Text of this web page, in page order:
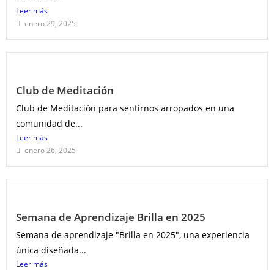
Leer más
enero 29, 2025
Club de Meditación
Club de Meditación para sentirnos arropados en una
comunidad de...
Leer más
enero 26, 2025
Semana de Aprendizaje Brilla en 2025
Semana de aprendizaje "Brilla en 2025", una experiencia
única diseñada...
Leer más